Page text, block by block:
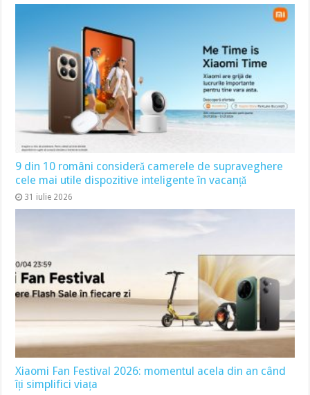
9 din 10 români consideră camerele de supraveghere
cele mai utile dispozitive inteligente în vacanță
31 iulie 2026
Xiaomi Fan Festival 2026: momentul acela din an când
îți simplifici viața